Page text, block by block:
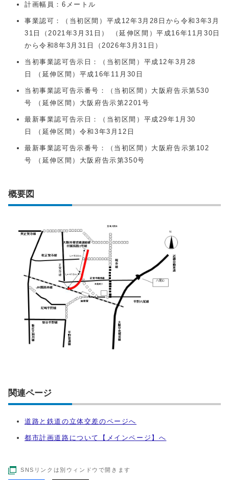
計画幅員：6メートル
事業認可：（当初区間）平成12年3月28日から令和3年3月
31日（2021年3月31日） （延伸区間）平成16年11月30日
から令和8年3月31日（2026年3月31日）
当初事業認可告示日：（当初区間）平成12年3月28
日 （延伸区間）平成16年11月30日
当初事業認可告示番号：（当初区間）大阪府告示第530
号 （延伸区間）大阪府告示第2201号
最新事業認可告示日：（当初区間）平成29年1月30
日 （延伸区間）令和3年3月12日
最新事業認可告示番号：（当初区間）大阪府告示第102
号 （延伸区間）大阪府告示第350号
概要図
関連ページ
道路と鉄道の立体交差のページへ
都市計画道路について【メインページ】へ
SNSリンクは別ウィンドウで開きます